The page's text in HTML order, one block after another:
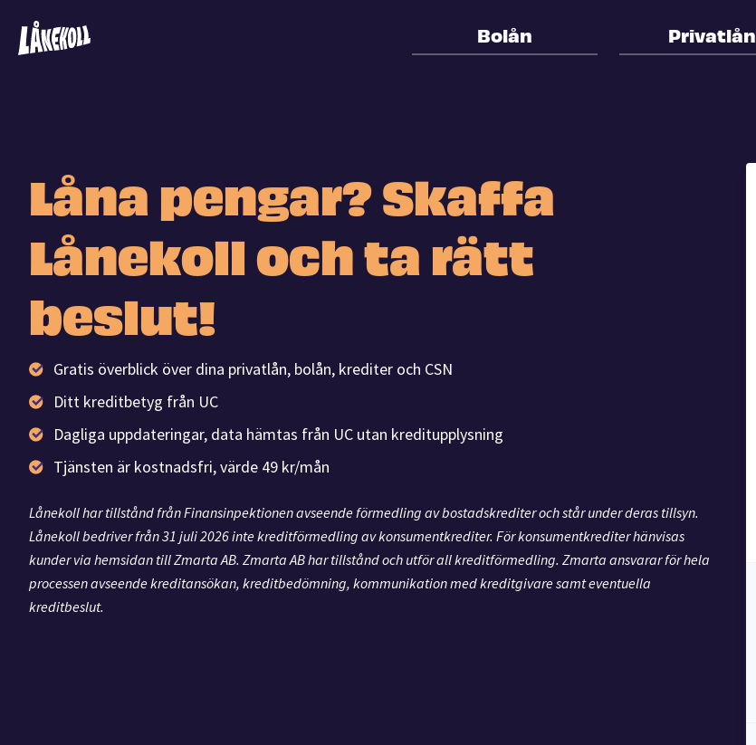
Bolån Privatlån
Låna pengar? Skaffa
Lånekoll och ta rätt
beslut!
Gratis överblick över dina privatlån, bolån, krediter och CSN
Ditt kreditbetyg från UC
Dagliga uppdateringar, data hämtas från UC utan kreditupplysning
Tjänsten är kostnadsfri, värde 49 kr/mån
Lånekoll har tillstånd från Finansinpektionen avseende förmedling av bostadskrediter och står under deras tillsyn.
Lånekoll bedriver från 31 juli 2026 inte kreditförmedling av konsumentkrediter. För konsumentkrediter hänvisas
kunder via hemsidan till Zmarta AB. Zmarta AB har tillstånd och utför all kreditförmedling. Zmarta ansvarar för hela
processen avseende kreditansökan, kreditbedömning, kommunikation med kreditgivare samt eventuella
kreditbeslut.